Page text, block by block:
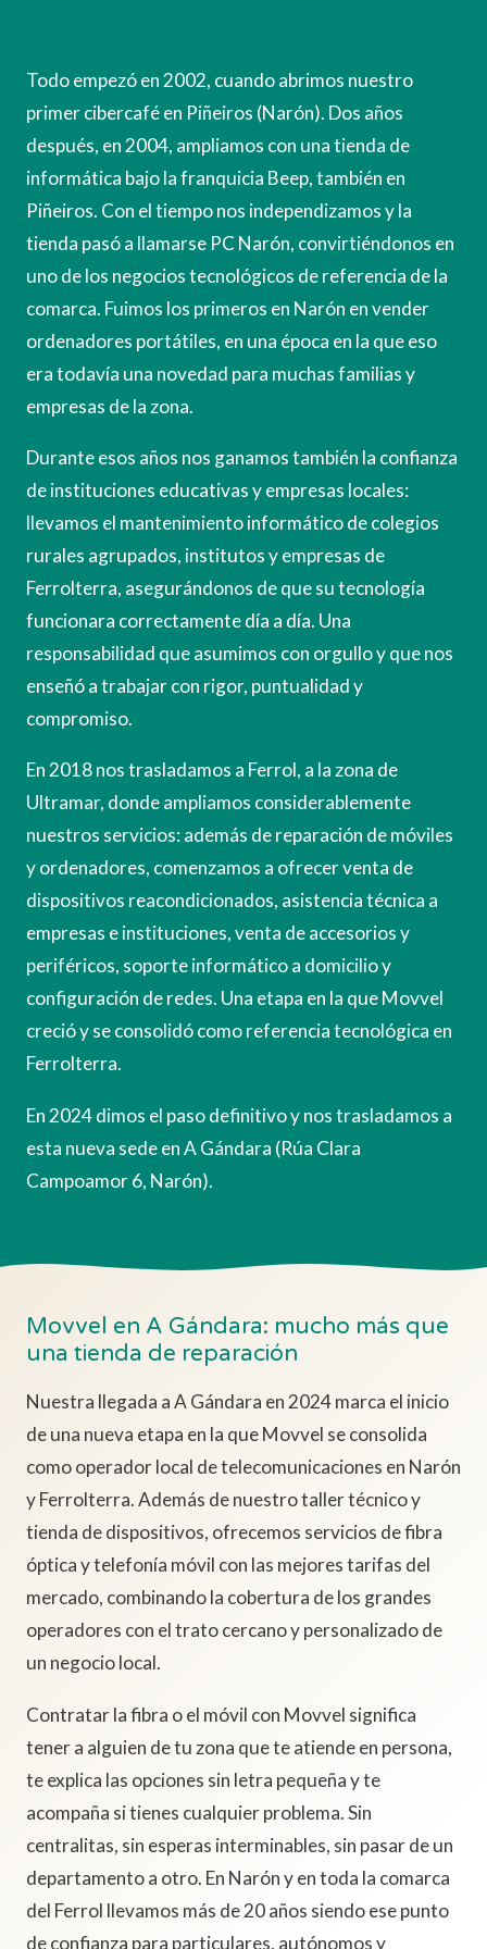
Todo empezó en 2002, cuando abrimos nuestro
primer cibercafé en Piñeiros (Narón). Dos años
después, en 2004, ampliamos con una tienda de
informática bajo la franquicia Beep, también en
Piñeiros. Con el tiempo nos independizamos y la
tienda pasó a llamarse PC Narón, convirtiéndonos en
uno de los negocios tecnológicos de referencia de la
comarca. Fuimos los primeros en Narón en vender
ordenadores portátiles, en una época en la que eso
era todavía una novedad para muchas familias y
empresas de la zona.
Durante esos años nos ganamos también la confianza
de instituciones educativas y empresas locales:
llevamos el mantenimiento informático de colegios
rurales agrupados, institutos y empresas de
Ferrolterra, asegurándonos de que su tecnología
funcionara correctamente día a día. Una
responsabilidad que asumimos con orgullo y que nos
enseñó a trabajar con rigor, puntualidad y
compromiso.
En 2018 nos trasladamos a Ferrol, a la zona de
Ultramar, donde ampliamos considerablemente
nuestros servicios: además de reparación de móviles
y ordenadores, comenzamos a ofrecer venta de
dispositivos reacondicionados, asistencia técnica a
empresas e instituciones, venta de accesorios y
periféricos, soporte informático a domicilio y
configuración de redes. Una etapa en la que Movvel
creció y se consolidó como referencia tecnológica en
Ferrolterra.
En 2024 dimos el paso definitivo y nos trasladamos a
esta nueva sede en A Gándara (Rúa Clara
Campoamor 6, Narón).
Movvel en A Gándara: mucho más que
una tienda de reparación
Nuestra llegada a A Gándara en 2024 marca el inicio
de una nueva etapa en la que Movvel se consolida
como operador local de telecomunicaciones en Narón
y Ferrolterra. Además de nuestro taller técnico y
tienda de dispositivos, ofrecemos servicios de fibra
óptica y telefonía móvil con las mejores tarifas del
mercado, combinando la cobertura de los grandes
operadores con el trato cercano y personalizado de
un negocio local.
Contratar la fibra o el móvil con Movvel significa
tener a alguien de tu zona que te atiende en persona,
te explica las opciones sin letra pequeña y te
acompaña si tienes cualquier problema. Sin
centralitas, sin esperas interminables, sin pasar de un
departamento a otro. En Narón y en toda la comarca
del Ferrol llevamos más de 20 años siendo ese punto
de confianza para particulares, autónomos y